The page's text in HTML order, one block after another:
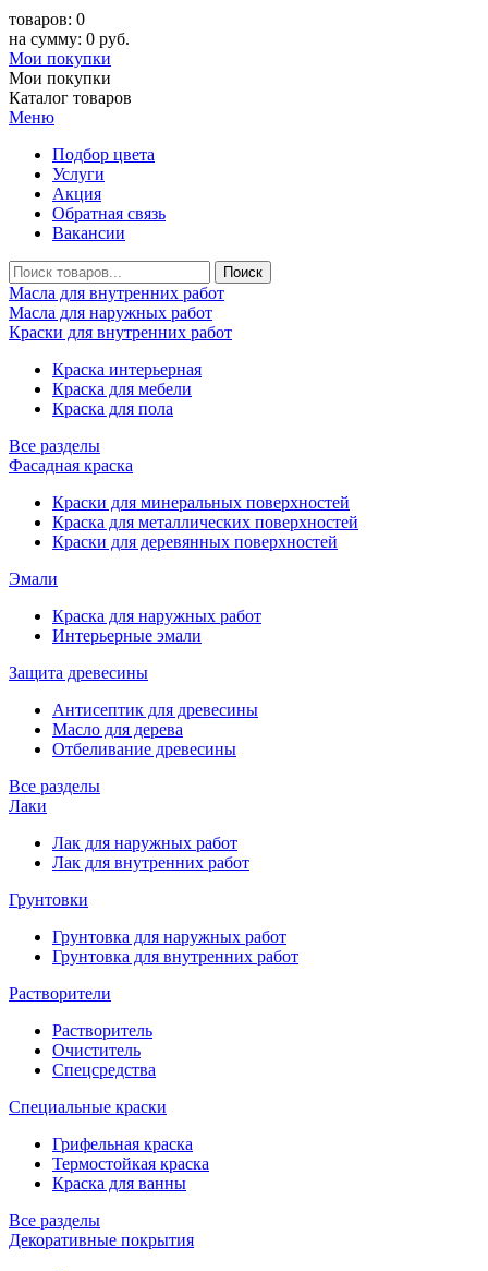
товаров: 0
на сумму: 0 руб.
Мои покупки
Мои покупки
Каталог товаров
Меню
Подбор цвета
Услуги
Акция
Обратная связь
Вакансии
Масла для внутренних работ
Масла для наружных работ
Краски для внутренних работ
Краска интерьерная
Краска для мебели
Краска для пола
Все разделы
Фасадная краска
Краски для минеральных поверхностей
Краска для металлических поверхностей
Краски для деревянных поверхностей
Эмали
Краска для наружных работ
Интерьерные эмали
Защита древесины
Антисептик для древесины
Масло для дерева
Отбеливание древесины
Все разделы
Лаки
Лак для наружных работ
Лак для внутренних работ
Грунтовки
Грунтовка для наружных работ
Грунтовка для внутренних работ
Растворители
Растворитель
Очиститель
Спецсредства
Специальные краски
Грифельная краска
Термостойкая краска
Краска для ванны
Все разделы
Декоративные покрытия